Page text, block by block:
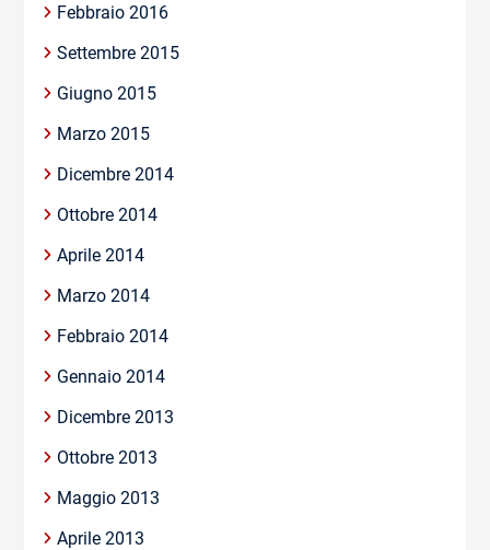
Febbraio 2016
Settembre 2015
Giugno 2015
Marzo 2015
Dicembre 2014
Ottobre 2014
Aprile 2014
Marzo 2014
Febbraio 2014
Gennaio 2014
Dicembre 2013
Ottobre 2013
Maggio 2013
Aprile 2013